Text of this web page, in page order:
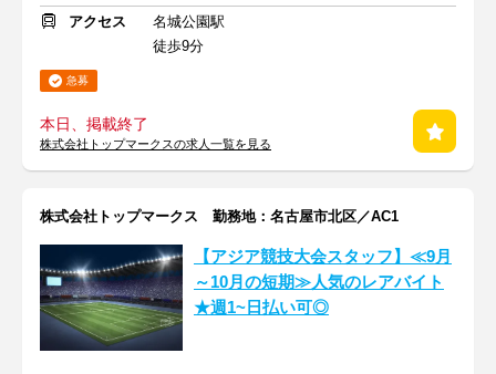
アクセス
名城公園駅
徒歩9分
急募
本日、掲載終了
株式会社トップマークスの求人一覧を見る
株式会社トップマークス 勤務地：名古屋市北区／AC1
【アジア競技大会スタッフ】≪9月
～10月の短期≫人気のレアバイト
★週1~日払い可◎